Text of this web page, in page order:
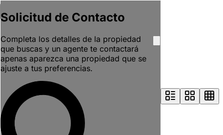
Solicitud de Contacto
Completa los detalles de la propiedad
que buscas y un agente te contactará
apenas aparezca una propiedad que se
ajuste a tus preferencias.